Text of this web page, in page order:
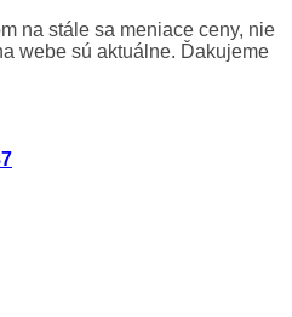
na stále sa meniace ceny, nie
webe sú aktuálne. Ďakujeme